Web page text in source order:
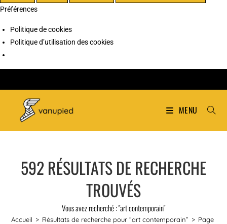
Préférences
Politique de cookies
Politique d’utilisation des cookies
MENU
592RÉSULTATS DE RECHERCHE
TROUVÉS
Vous avez recherché : "art contemporain"
Accueil > Résultats de recherche pour “art contemporain” > Page 2